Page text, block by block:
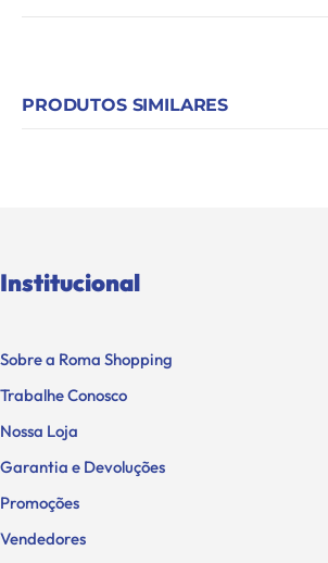
PRODUTOS SIMILARES
Institucional
Sobre a Roma Shopping
Trabalhe Conosco
Nossa Loja
Garantia e Devoluções
Promoções
Vendedores